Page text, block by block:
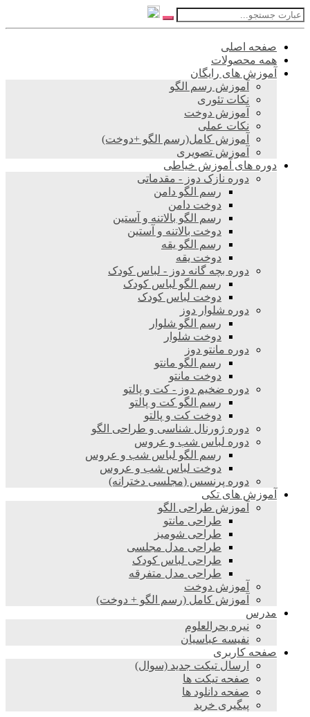
صفحه اصلی
همه محصولات
آموزش های رایگان
آموزش رسم الگو
نکات تئوری
آموزش دوخت
نکات عملی
آموزش کامل(رسم الگو +دوخت)
آموزش تصویری
دوره های آموزش خیاطی
دوره نازک دوز - مقدماتی
رسم الگو دامن
دوخت دامن
رسم الگو بالاتنه و آستین
دوخت بالاتنه و آستین
رسم الگو یقه
دوخت یقه
دوره بچه گانه دوز - لباس کودک
رسم الگو لباس کودک
دوخت لباس کودک
دوره شلوار دوز
رسم الگو شلوار
دوخت شلوار
دوره مانتو دوز
رسم الگو مانتو
دوخت مانتو
دوره ضخیم دوز - کت و پالتو
رسم الگو کت و پالتو
دوخت کت و پالتو
دوره ژورنال شناسی و طراحی الگو
دوره لباس شب و عروس
رسم الگو لباس شب و عروس
دوخت لباس شب و عروس
دوره پرنسس (مجلسی دخترانه)
آموزش های تکی
آموزش طراحی الگو
طراحی مانتو
طراحی شومیز
طراحی مدل مجلسی
طراحی لباس کودک
طراحی مدل متفرقه
آموزش دوخت
آموزش کامل (رسم الگو + دوخت)
مدرس
نیره بحرالعلوم
نفیسه عباسیان
صفحه کاربری
ارسال تیکت جدید (سوال)
صفحه تیکت ها
صفحه دانلود ها
پیگیری خرید